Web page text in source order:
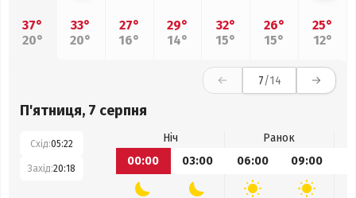
37°
20°
33°
20°
27°
16°
29°
14°
32°
15°
26°
15°
25°
12°
7/14
П'ятниця, 7 серпня
Схід:05:22
Захід:20:18
Ніч
Ранок
00:00
03:00 06:00 09:00